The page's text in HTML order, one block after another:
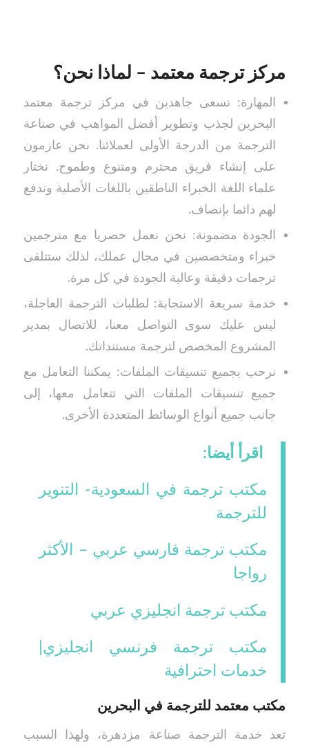
مركز ترجمة معتمد – لماذا نحن؟
المهارة: نسعى جاهدين في مركز ترجمة معتمد
البحرين لجذب وتطوير أفضل المواهب في صناعة
الترجمة من الدرجة الأولى لعملائنا. نحن عازمون
على إنشاء فريق محترم ومتنوع وطموح. نختار
علماء اللغة الخبراء الناطقين باللغات الأصلية وندفع
لهم دائما بإنصاف.
الجودة مضمونة: نحن نعمل حصريا مع مترجمين
خبراء ومتخصصين في مجال عملك، لذلك ستتلقى
ترجمات دقيقة وعالية الجودة في كل مرة.
خدمة سريعة الاستجابة: لطلبات الترجمة العاجلة،
ليس عليك سوى التواصل معنا، للاتصال بمدير
المشروع المخصص لترجمة مستنداتك.
نرحب بجميع تنسيقات الملفات: يمكننا التعامل مع
جميع تنسيقات الملفات التي تتعامل معها، إلى
جانب جميع أنواع الوسائط المتعددة الأخرى.
اقرأ أيضا:
مكتب ترجمة في السعودية- التنوير
للترجمة
مكتب ترجمة فارسي عربي – الأكثر
رواجا
مكتب ترجمة انجليزي عربي
مكتب ترجمة فرنسي انجليزي|
خدمات احترافية
مكتب معتمد للترجمة في البحرين
تعد خدمة الترجمة صناعة مزدهرة، ولهذا السبب